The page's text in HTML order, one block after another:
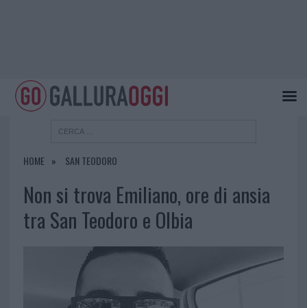
HOME SAN TEODORO
Non si trova Emiliano, ore di ansia
tra San Teodoro e Olbia